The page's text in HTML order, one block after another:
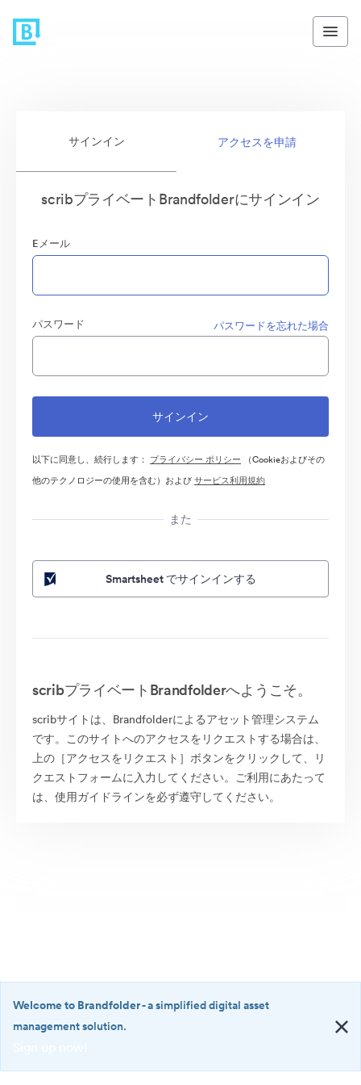
サインイン アクセスを申請
scribプライベートBrandfolderにサインイン
Eメール
パスワード パスワードを忘れた場合
以下に同意し、続行します： プライバシー ポリシー （Cookieおよびその
他のテクノロジーの使用を含む）およびサービス利用規約
また
Smartsheet でサインインする
scribプライベートBrandfolderへようこそ。
scribサイトは、Brandfolderによるアセット管理システム
です。このサイトへのアクセスをリクエストする場合は、
上の［アクセスをリクエスト］ボタンをクリックして、リ
クエストフォームに入力してください。ご利用にあたって
は、使用ガイドラインを必ず遵守してください。
·
Welcome to Brandfolder- a simplified digital asset
management solution.